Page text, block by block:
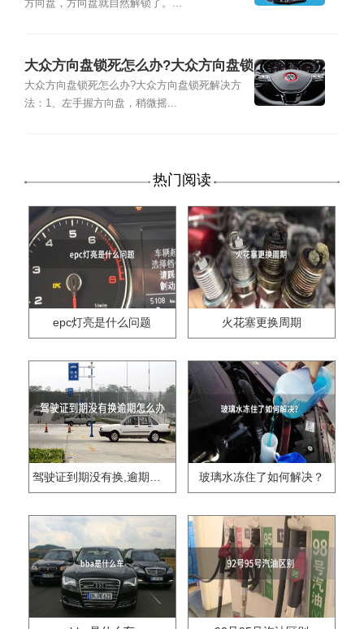
方向盘，方向盘就自然解锁了。...
大众方向盘锁死怎么办?大众方向盘锁
死解决方法
大众方向盘锁死怎么办?大众方向盘锁死解决方
法：1、左手握方向盘，稍微摇...
热门阅读
epc灯亮是什么问题 火花塞更换周期
驾驶证到期没有换,逾期怎么办?? 玻璃水冻住了如何解决？